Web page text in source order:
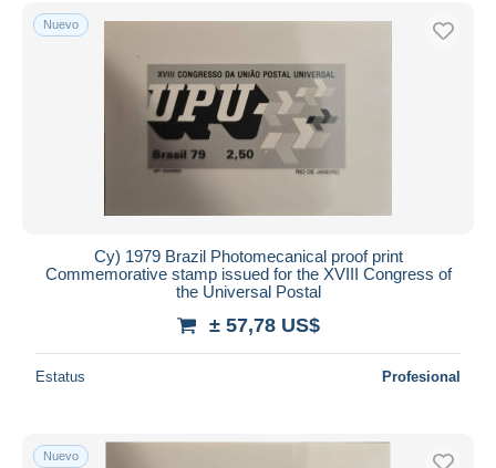
Envío gratis
PayPal
Transferencia bancaria
Visa
Mastercard
Maestro
Mundo entero
Nuevo
Cy) 1979 Brazil Photomecanical proof print
Commemorative stamp issued for the XVIII Congress of
the Universal Postal
± 57,78 US$
Estatus Profesional
Nuevo